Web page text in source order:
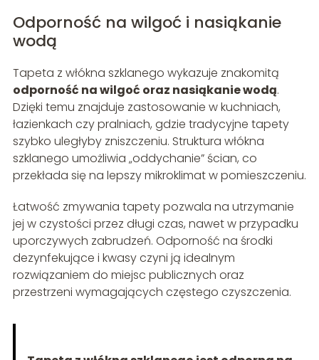
Odporność na wilgoć i nasiąkanie
wodą
Tapeta z włókna szklanego wykazuje znakomitą
odporność na wilgoć oraz nasiąkanie wodą.
Dzięki temu znajduje zastosowanie w kuchniach,
łazienkach czy pralniach, gdzie tradycyjne tapety
szybko uległyby zniszczeniu. Struktura włókna
szklanego umożliwia „oddychanie” ścian, co
przekłada się na lepszy mikroklimat w pomieszczeniu.
Łatwość zmywania tapety pozwala na utrzymanie
jej w czystości przez długi czas, nawet w przypadku
uporczywych zabrudzeń. Odporność na środki
dezynfekujące i kwasy czyni ją idealnym
rozwiązaniem do miejsc publicznych oraz
przestrzeni wymagających częstego czyszczenia.